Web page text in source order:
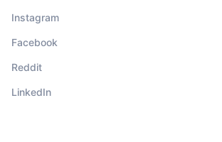
Instagram
Facebook
Reddit
LinkedIn